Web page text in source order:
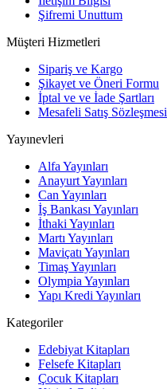
Şifremi Unuttum
Müşteri Hizmetleri
Sipariş ve Kargo
Şikayet ve Öneri Formu
İptal ve ve İade Şartları
Mesafeli Satış Sözleşmesi
Yayınevleri
Alfa Yayınları
Anayurt Yayınları
Can Yayınları
İş Bankası Yayınları
İthaki Yayınları
Martı Yayınları
Maviçatı Yayınları
Timaş Yayınları
Olympia Yayınları
Yapı Kredi Yayınları
Kategoriler
Edebiyat Kitapları
Felsefe Kitapları
Çocuk Kitapları